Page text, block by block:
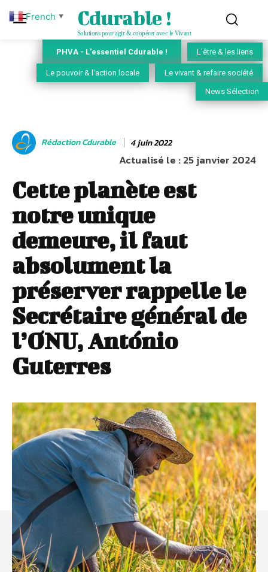
Cdurable !
Solutions pour agir & coopérer avec le Vivant
PHVA - L'essentiel Cdurable ! L'être & les liens
Le pouvoir & l'action locale Le vivant & refaire société
News Sélection
Rédaction Cdurable 4 juin 2022
Actualisé le :25 janvier 2024
Cette planète est
notre unique
demeure, il faut
absolument la
préserver rappelle le
Secrétaire général de
l’ONU, António
Guterres
French ▼